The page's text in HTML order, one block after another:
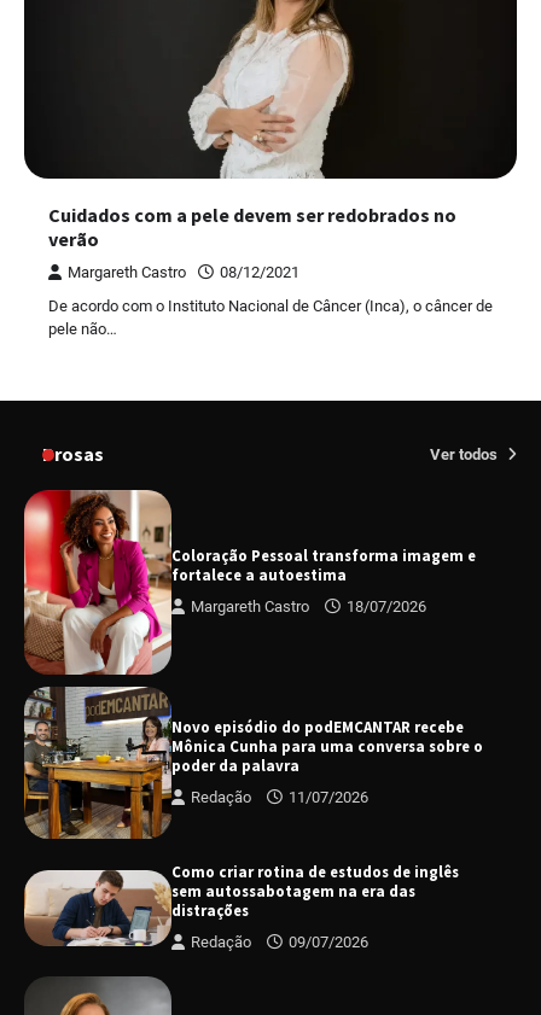
Cuidados com a pele devem ser redobrados no
verão
Margareth Castro
08/12/2021
De acordo com o Instituto Nacional de Câncer (Inca), o câncer de
pele não…
Prosas Ver todos
Coloração Pessoal transforma imagem e
fortalece a autoestima
Margareth Castro 18/07/2026
Novo episódio do podEMCANTAR recebe
Mônica Cunha para uma conversa sobre o
poder da palavra
Redação 11/07/2026
Como criar rotina de estudos de inglês
sem autossabotagem na era das
distrações
Redação 09/07/2026